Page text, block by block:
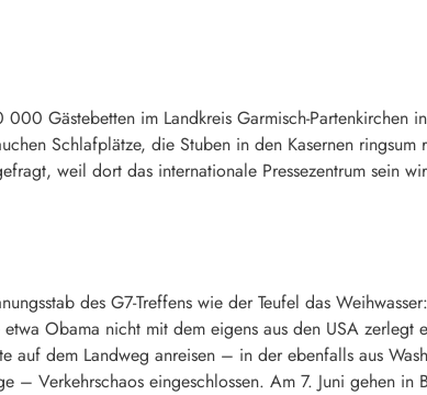
Gästebetten im Landkreis Garmisch-Partenkirchen
Schlafplätze, die Stuben in den Kasernen
weil dort das internationale Pressezentrum sein
des G7-Treffens wie der Teufel das
Obama nicht mit dem eigens aus den USA zerlegt
auf dem Landweg anreisen – in der ebenfalls aus
– Verkehrschaos eingeschlossen. Am 7. Juni gehen in